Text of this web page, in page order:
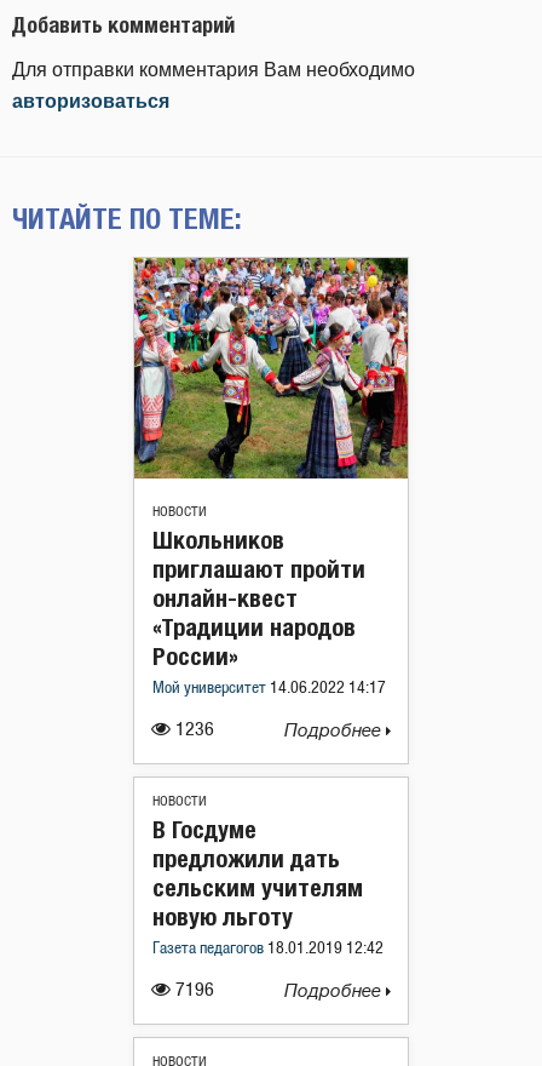
Добавить комментарий
Для отправки комментария Вам необходимо
авторизоваться
ЧИТАЙТЕ ПО ТЕМЕ:
НОВОСТИ
1236
Школьников
приглашают пройти
онлайн-квест
«Традиции народов
России»
Мой университет 14.06.2022 14:17
Подробнее
НОВОСТИ
7196
В Госдуме
предложили дать
сельским учителям
новую льготу
Газета педагогов 18.01.2019 12:42
Подробнее
НОВОСТИ